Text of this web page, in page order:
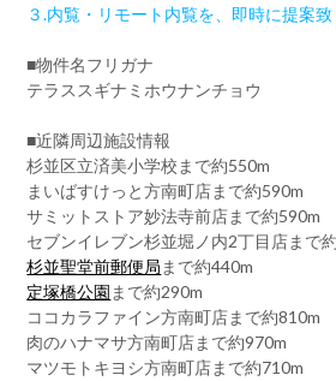
３.内覧・リモート内覧を、即時に提案致
■物件名フリガナ
テラススギナミホウナンチョウ
■近隣周辺施設情報
杉並区立済美小学校まで約550m
まいばすけっと方南町店まで約590m
サミットストア妙法寺前店まで約590m
セブンイレブン杉並堀ノ内2丁目店まで
杉並聖堂前郵便局 まで約440m
定塚橋公園 まで約290m
ココカラファイン方南町店まで約810m
肉のハナマサ方南町店まで約970m
マツモトキヨシ方南町店まで約710m